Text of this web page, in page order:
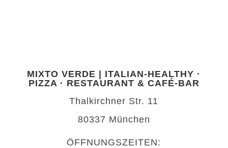
MIXTO VERDE | ITALIAN-HEALTHY ·
PIZZA · RESTAURANT & CAFÉ-BAR
Thalkirchner Str. 11
80337 München
ÖFFNUNGSZEITEN: